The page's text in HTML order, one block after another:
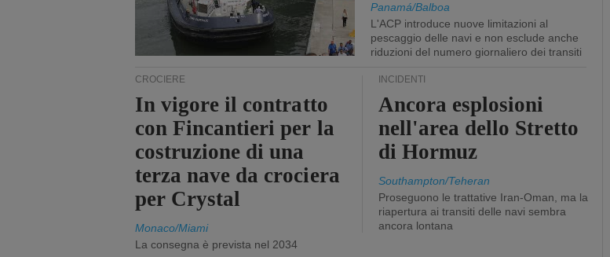
Panamá/Balboa
L'ACP introduce nuove limitazioni al
pescaggio delle navi e non esclude anche
riduzioni del numero giornaliero dei transiti
CROCIERE
In vigore il contratto
con Fincantieri per la
costruzione di una
terza nave da crociera
per Crystal
Monaco/Miami
La consegna è prevista nel 2034
INCIDENTI
Ancora esplosioni
nell'area dello Stretto
di Hormuz
Southampton/Teheran
Proseguono le trattative Iran-Oman, ma la
riapertura ai transiti delle navi sembra
ancora lontana